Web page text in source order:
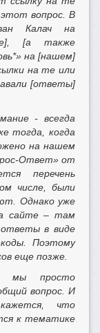
вопрос. В
Калач на
[а также
на [нашем]
на те или
[ответы]
- всегда
тогда, когда
на нашем
Ответ» от
перечень
числе, были
Однако уже
сайте – там
в виде
Поэтому
еще позже.
мы просто
вопрос. И
что
к тематике